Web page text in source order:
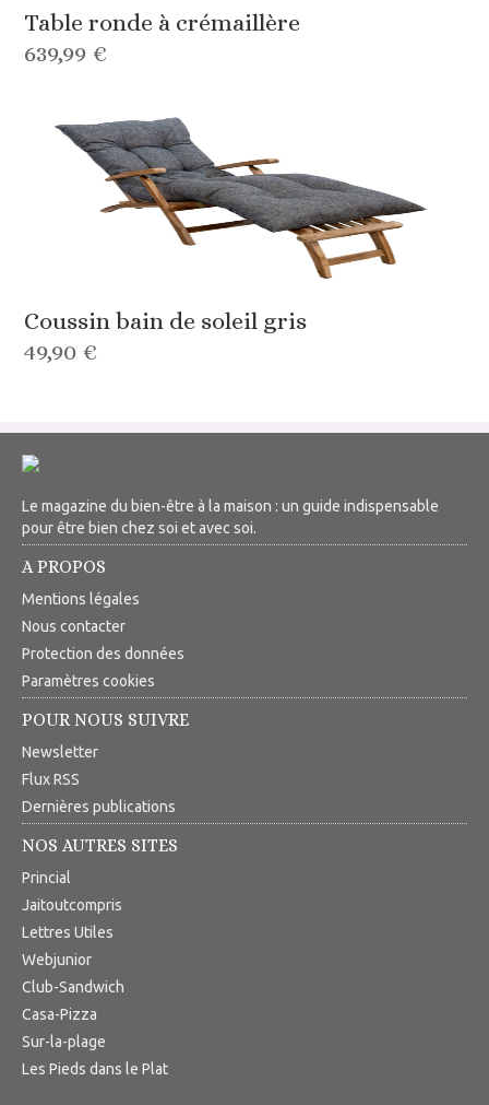
Table ronde à crémaillère
639,99 €
Coussin bain de soleil gris
49,90 €
Le magazine du bien-être à la maison : un guide indispensable
pour être bien chez soi et avec soi.
A PROPOS
Mentions légales
Nous contacter
Protection des données
Paramètres cookies
POUR NOUS SUIVRE
Newsletter
Flux RSS
Dernières publications
NOS AUTRES SITES
Princial
Jaitoutcompris
Lettres Utiles
Webjunior
Club-Sandwich
Casa-Pizza
Sur-la-plage
Les Pieds dans le Plat